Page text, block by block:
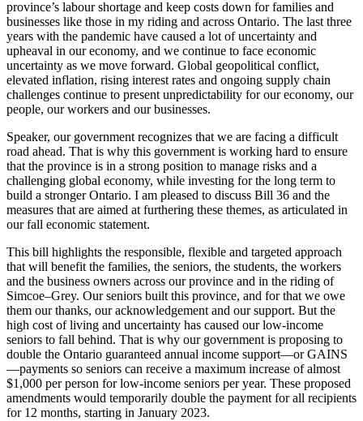
province’s labour shortage and keep costs down for families and
businesses like those in my riding and across Ontario. The last three
years with the pandemic have caused a lot of uncertainty and
upheaval in our economy, and we continue to face economic
uncertainty as we move forward. Global geopolitical conflict,
elevated inflation, rising interest rates and ongoing supply chain
challenges continue to present unpredictability for our economy, our
people, our workers and our businesses.
Speaker, our government recognizes that we are facing a difficult
road ahead. That is why this government is working hard to ensure
that the province is in a strong position to manage risks and a
challenging global economy, while investing for the long term to
build a stronger Ontario. I am pleased to discuss Bill 36 and the
measures that are aimed at furthering these themes, as articulated in
our fall economic statement.
This bill highlights the responsible, flexible and targeted approach
that will benefit the families, the seniors, the students, the workers
and the business owners across our province and in the riding of
Simcoe–Grey. Our seniors built this province, and for that we owe
them our thanks, our acknowledgement and our support. But the
high cost of living and uncertainty has caused our low-income
seniors to fall behind. That is why our government is proposing to
double the Ontario guaranteed annual income support—or GAINS
—payments so seniors can receive a maximum increase of almost
$1,000 per person for low-income seniors per year. These proposed
amendments would temporarily double the payment for all recipients
for 12 months, starting in January 2023.